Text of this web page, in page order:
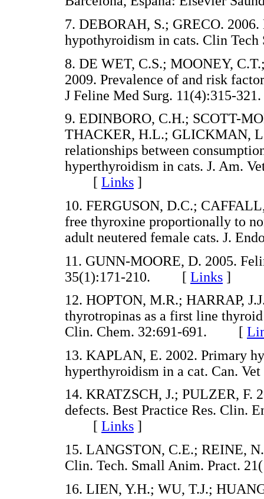
7. DEBORAH, S.; GRECO.
hypothyroidism in cats. Clin
8. DE WET, C.S.; MOONEY,
2009. Prevalence of and risk
J Feline Med Surg.
9. EDINBORO, C.H.; SCOTT-
THACKER, H.L.; GLICKMAN,
relationships between
hyperthyroidism in cats. J. Am.
[ Links ]
10. FERGUSON, D.C.;
free thyroxine proportionally to
adult neutered female cats. J.
11. GUNN-MOORE, D. 2005.
35(1):171-210. [ Links ]
12. HOPTON, M.R.; HARRAP,
thyrotropinas as a first line
Clin. Chem. 32:691-691. [
13. KAPLAN, E. 2002. Primary
hyperthyroidism in a cat. Can.
14. KRATZSCH, J.; PULZER, F.
defects. Best Practice Res. Clin.
[ Links ]
15. LANGSTON, C.E.; REINE,
Clin. Tech. Small Anim.
16. LIEN, Y.H.; WU, T.J.;